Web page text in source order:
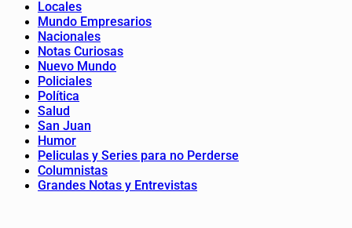
Locales
Mundo Empresarios
Nacionales
Notas Curiosas
Nuevo Mundo
Policiales
Política
Salud
San Juan
Humor
Peliculas y Series para no Perderse
Columnistas
Grandes Notas y Entrevistas